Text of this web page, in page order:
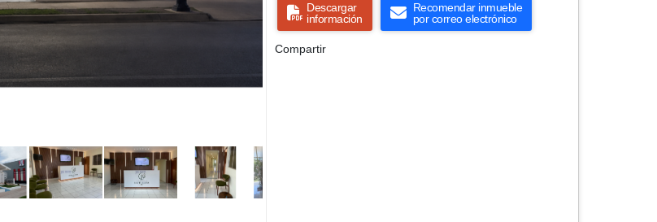
Descargar
información
Recomendar inmueble
por correo electrónico
Compartir